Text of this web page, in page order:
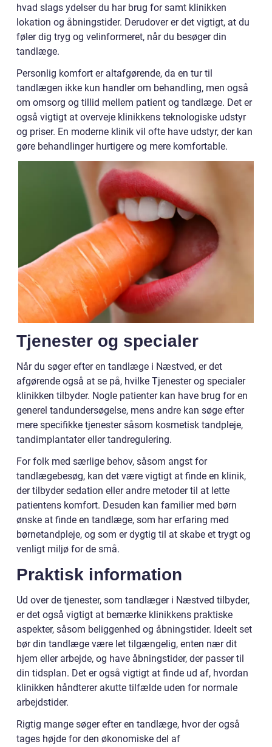
hvad slags ydelser du har brug for samt klinikken
lokation og åbningstider. Derudover er det vigtigt, at du
føler dig tryg og velinformeret, når du besøger din
tandlæge.
Personlig komfort er altafgørende, da en tur til
tandlægen ikke kun handler om behandling, men også
om omsorg og tillid mellem patient og tandlæge. Det er
også vigtigt at overveje klinikkens teknologiske udstyr
og priser. En moderne klinik vil ofte have udstyr, der kan
gøre behandlinger hurtigere og mere komfortable.
Tjenester og specialer
Når du søger efter en tandlæge i Næstved, er det
afgørende også at se på, hvilke Tjenester og specialer
klinikken tilbyder. Nogle patienter kan have brug for en
generel tandundersøgelse, mens andre kan søge efter
mere specifikke tjenester såsom kosmetisk tandpleje,
tandimplantater eller tandregulering.
For folk med særlige behov, såsom angst for
tandlægebesøg, kan det være vigtigt at finde en klinik,
der tilbyder sedation eller andre metoder til at lette
patientens komfort. Desuden kan familier med børn
ønske at finde en tandlæge, som har erfaring med
børnetandpleje, og som er dygtig til at skabe et trygt og
venligt miljø for de små.
Praktisk information
Ud over de tjenester, som tandlæger i Næstved tilbyder,
er det også vigtigt at bemærke klinikkens praktiske
aspekter, såsom beliggenhed og åbningstider. Ideelt set
bør din tandlæge være let tilgængelig, enten nær dit
hjem eller arbejde, og have åbningstider, der passer til
din tidsplan. Det er også vigtigt at finde ud af, hvordan
klinikken håndterer akutte tilfælde uden for normale
arbejdstider.
Rigtig mange søger efter en tandlæge, hvor der også
tages højde for den økonomiske del af